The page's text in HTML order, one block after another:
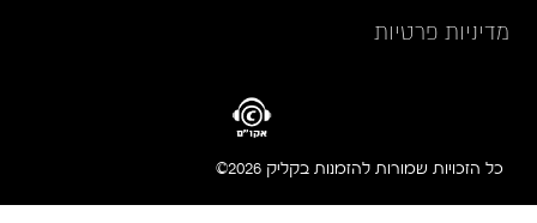
מדיניות פרטיות
כל הזכויות שמורות להזמנות בקליק 2026©